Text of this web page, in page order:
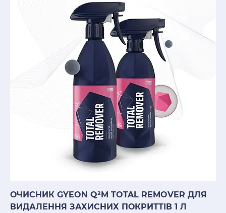
ОЧИСНИК GYEON Q²M TOTAL REMOVER ДЛЯ
ВИДАЛЕННЯ ЗАХИСНИХ ПОКРИТТІВ 1 Л